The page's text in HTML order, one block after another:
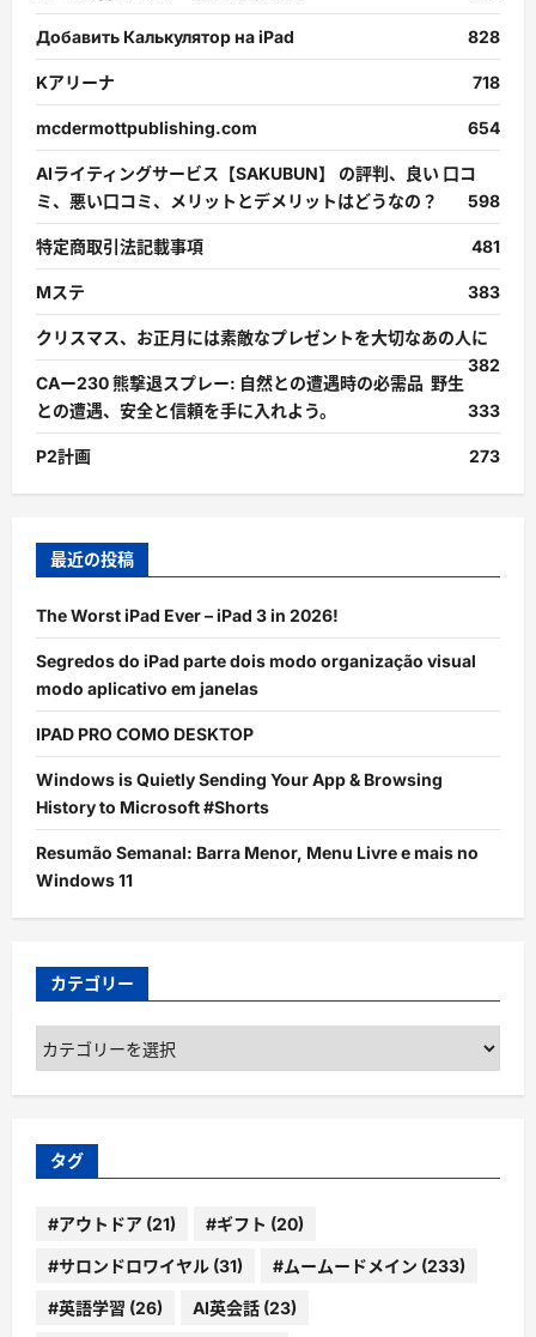
Добавить Калькулятор на iPad 828
Kアリーナ 718
mcdermottpublishing.com 654
AIライティングサービス【SAKUBUN】 の評判、良い 口コ
ミ、悪い口コミ、メリットとデメリットはどうなの？
598
特定商取引法記載事項 481
Mステ 383
クリスマス、お正月には素敵なプレゼントを大切なあの人に
382
CAー230 熊撃退スプレー: 自然との遭遇時の必需品 野生
との遭遇、安全と信頼を手に入れよう。
333
P2計画 273
最近の投稿
The Worst iPad Ever – iPad 3 in 2026!
Segredos do iPad parte dois modo organização visual
modo aplicativo em janelas
IPAD PRO COMO DESKTOP
Windows is Quietly Sending Your App & Browsing
History to Microsoft #Shorts
Resumão Semanal: Barra Menor, Menu Livre e mais no
Windows 11
カテゴリー
カ
テ
ゴ
ー
タグ
#アウトドア (21) #ギフト (20)
#サロンドロワイヤル (31) #ムームードメイン (233)
#英語学習 (26) AI英会話 (23)